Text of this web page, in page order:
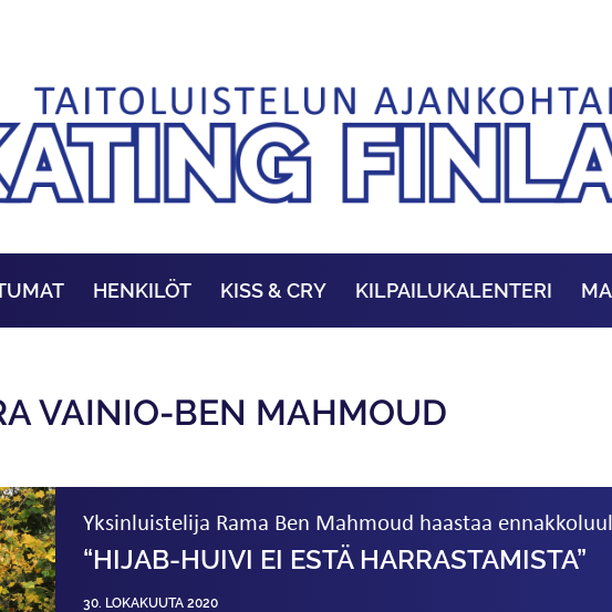
HENKILÖT KISS & CRY KILPAILUKALENTERI
VAINIO-BEN MAHMOUD
Yksinluistelija Rama Ben Mahmoud haastaa
“HIJAB-HUIVI EI ESTÄ HARRASTAMISTA”
30. LOKAKUUTA 2020